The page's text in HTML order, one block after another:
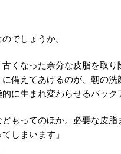
でしょうか。
古くなった余分な皮脂を取
備えてあげるのが、朝の
に生まれ変わらせるバック
もってのほか。必要な皮
しまいます」